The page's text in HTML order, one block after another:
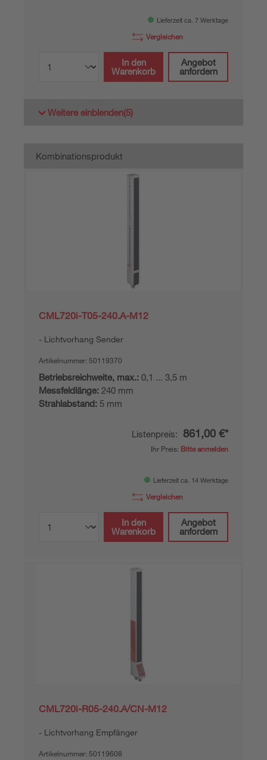
Lieferzeit ca. 7 Werktage
Vergleichen
In den
Warenkorb
Angebot
anfordern
Weitere einblenden(5)
Kombinationsprodukt
CML720i-T05-240.A-M12
Lichtvorhang Sender
Artikelnummer: 50119370
Betriebsreichweite, max.: 0,1 ... 3,5 m
Messfeldlänge: 240 mm
Strahlabstand: 5 mm
Listenpreis: 861,00 €*
Ihr Preis: Bitte anmelden
Lieferzeit ca. 14 Werktage
Vergleichen
In den
Warenkorb
Angebot
anfordern
CML720i-R05-240.A/CN-M12
Lichtvorhang Empfänger
Artikelnummer: 50119608